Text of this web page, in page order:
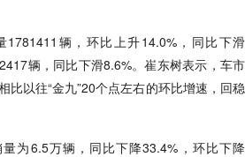
辆，环比上升14.0%，同比下滑
辆，同比下滑8.6%。崔东树表示，车市
比以往“金九”20个点左右的环比增速，回稳
为6.5万辆，同比下降33.4%，环比下降